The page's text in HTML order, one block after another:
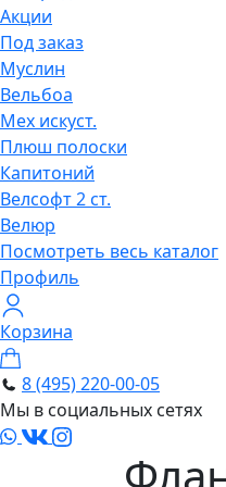
Акции
Под заказ
Муслин
Вельбоа
Мех искуст.
Плюш полоски
Капитоний
Велсофт 2 ст.
Велюр
Посмотреть весь каталог
Профиль
Корзина
8 (495) 220-00-05
Мы в социальных сетях